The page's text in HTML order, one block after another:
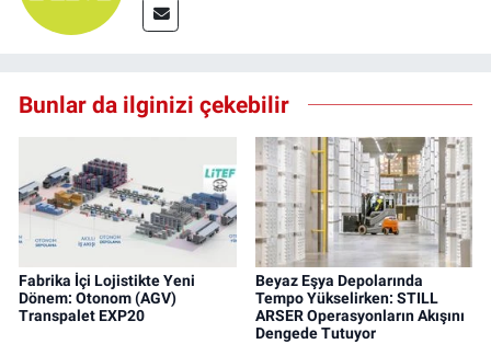
Bunlar da ilginizi çekebilir
Fabrika İçi Lojistikte Yeni
Dönem: Otonom (AGV)
Transpalet EXP20
Beyaz Eşya Depolarında
Tempo Yükselirken: STILL
ARSER Operasyonların Akışını
Dengede Tutuyor